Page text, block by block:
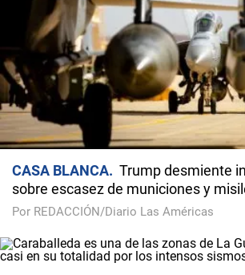
CASA BLANCA
Trump desmiente
sobre escasez de municiones y
Por REDACCIÓN/Diario Las Américas